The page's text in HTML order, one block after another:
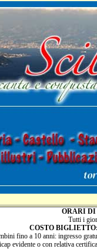
ORARI DI
Tutti i
COSTO
fino a 10 anni: ingresso
evidente o con relativa